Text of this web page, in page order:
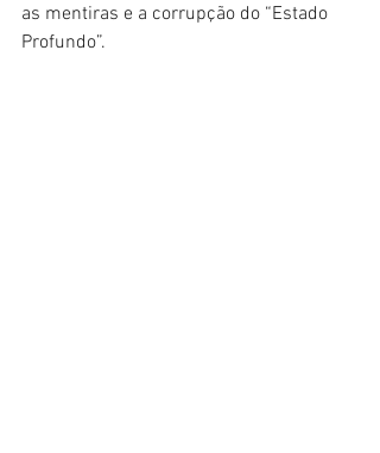
as mentiras e a corrupção do “Estado
Profundo”.